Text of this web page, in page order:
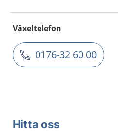
Växeltelefon
0176-32 60 00
Hitta oss